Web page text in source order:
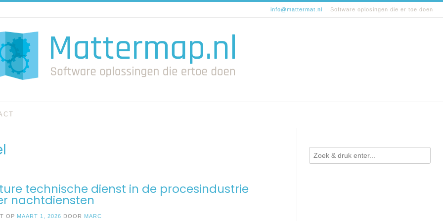
info@mattermat.nl Software oplosingen die er toe doen
technische dienst in de procesindustrie
nachtdiensten
OP MAART 1, 2026 DOOR MARC